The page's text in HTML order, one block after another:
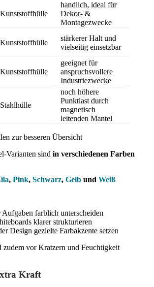
Kunststoffhülle
handlich, ideal für
Dekor- &
Montagezwecke
Kunststoffhülle
stärkerer Halt und
vielseitig einsetzbar
Kunststoffhülle
geeignet für
anspruchsvollere
Industriezwecke
Stahlhülle
noch höhere
Punktlast durch
magnetisch
leitenden Mantel
zur besseren Übersicht
Varianten sind in verschiedenen Farben
, Pink, Schwarz, Gelb und Weiß
Aufgaben farblich unterscheiden
klarer strukturieren
Design gezielte Farbakzente setzen
vor Kratzern und Feuchtigkeit
Kraft